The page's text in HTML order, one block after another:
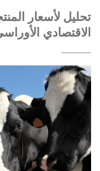
تحليل لأسعار
الاقتصادي